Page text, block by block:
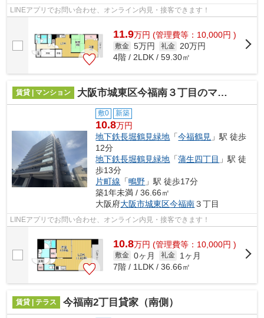
LINEアプリでお問い合わせ、オンライン内見・接客できます！
11.9万円 (管理費等：10,000円 )
敷金 5万円 礼金
20万円
4階 / 2LDK / 59.30㎡
賃貸 | マンション 大阪市城東区今福南３丁目のマンション
敷0 新築
10.8万円
地下鉄長堀鶴見緑地 「今福鶴見 」駅 徒歩
12分
地下鉄長堀鶴見緑地 「蒲生四丁目 」駅 徒
歩13分
片町線 「鴫野 」駅 徒歩17分
築1年未満 / 36.66㎡
大阪府大阪市城東区今福南３丁目
LINEアプリでお問い合わせ、オンライン内見・接客できます！
10.8万円 (管理費等：10,000円 )
敷金 0ヶ月 礼金
1ヶ月
7階 / 1LDK / 36.66㎡
賃貸 | テラス 今福南2丁目貸家（南側）